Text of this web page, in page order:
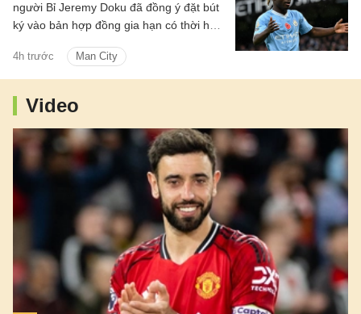
4h trước Man City
người Bỉ Jeremy Doku đã đồng ý đặt bút
ký vào bản hợp đồng gia hạn có thời hạn
Video